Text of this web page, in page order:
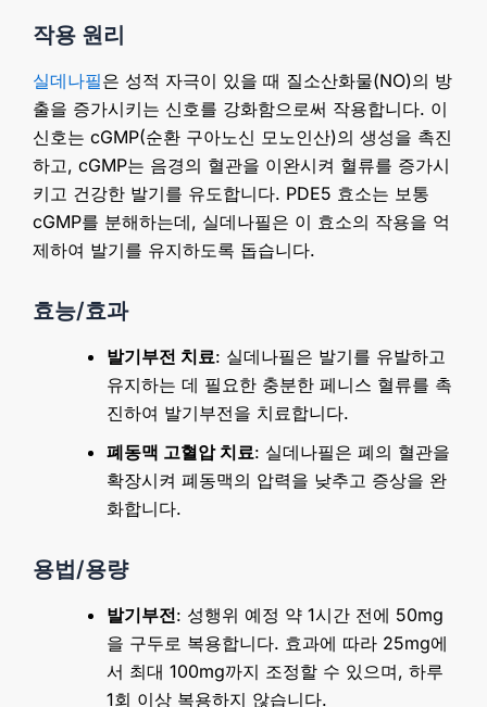
작용 원리
실데나필은 성적 자극이 있을 때 질소산화물(NO)의 방
출을 증가시키는 신호를 강화함으로써 작용합니다. 이
신호는 cGMP(순환 구아노신 모노인산)의 생성을 촉진
하고, cGMP는 음경의 혈관을 이완시켜 혈류를 증가시
키고 건강한 발기를 유도합니다. PDE5 효소는 보통
cGMP를 분해하는데, 실데나필은 이 효소의 작용을 억
제하여 발기를 유지하도록 돕습니다.
효능/효과
발기부전 치료: 실데나필은 발기를 유발하고
유지하는 데 필요한 충분한 페니스 혈류를 촉
진하여 발기부전을 치료합니다.
폐동맥 고혈압 치료: 실데나필은 폐의 혈관을
확장시켜 폐동맥의 압력을 낮추고 증상을 완
화합니다.
용법/용량
발기부전: 성행위 예정 약 1시간 전에 50mg
을 구두로 복용합니다. 효과에 따라 25mg에
서 최대 100mg까지 조정할 수 있으며, 하루
1회 이상 복용하지 않습니다.